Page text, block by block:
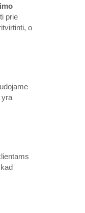
prie
o